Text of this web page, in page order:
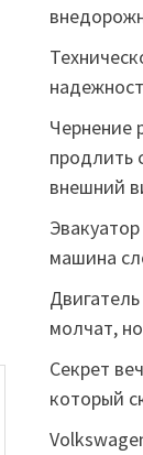
Чернение
продлить
внешний
машина
молчат,
Секрет
который